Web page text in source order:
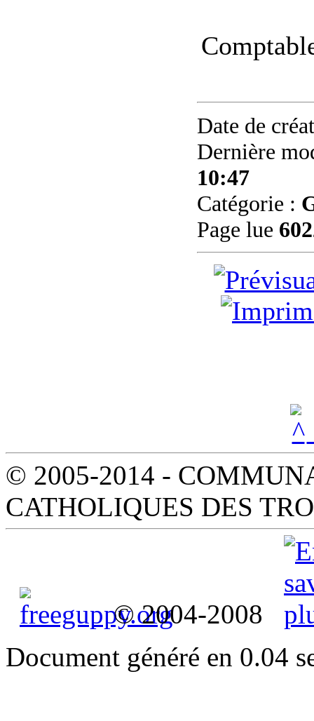
Date de
Dernière
10:47
Catégorie :
Page lue
© 2005-2014 -
CATHOLIQUES DES
© 2004-2008
Document généré en 0.04